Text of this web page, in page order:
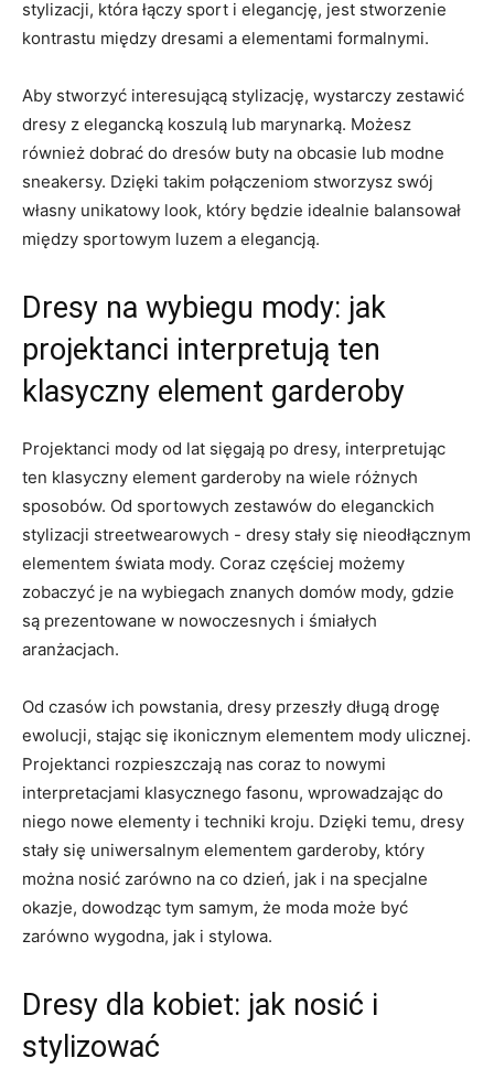
stylizacji, która⁢ łączy sport⁣ i ‍elegancję, jest ⁤stworzenie
kontrastu między dresami a elementami‌ formalnymi.
Aby stworzyć ​interesującą stylizację, wystarczy zestawić
dresy z elegancką koszulą lub marynarką. Możesz​
również dobrać ‍do dresów buty na obcasie lub modne
sneakersy. Dzięki takim połączeniom stworzysz⁢ swój
własny ⁤unikatowy look, który będzie idealnie balansował
między sportowym⁣ luzem ​a ⁣elegancją.
Dresy na wybiegu ⁢mody: jak
projektanci interpretują ten
klasyczny element ‌garderoby
Projektanci mody od lat⁢ sięgają⁣ po dresy, interpretując‍
ten klasyczny‍ element garderoby na wiele różnych
sposobów. Od sportowych zestawów do eleganckich
stylizacji streetwearowych -⁢ dresy ‍stały​ się nieodłącznym
elementem​ świata mody. Coraz ​częściej możemy
zobaczyć je na wybiegach ⁣znanych domów ‌mody, gdzie‍
są prezentowane w ​nowoczesnych i ‍śmiałych
aranżacjach.
Od czasów ​ich powstania,⁢ dresy‍ przeszły długą drogę
ewolucji, stając się ikonicznym elementem mody ulicznej.
Projektanci⁤ rozpieszczają nas coraz‌ to nowymi
interpretacjami klasycznego fasonu, wprowadzając do
niego nowe elementy i techniki kroju. Dzięki ⁤temu, dresy
stały się uniwersalnym elementem‌ garderoby, który
można nosić zarówno na co dzień, ‌jak i na ​specjalne‌
okazje, dowodząc tym samym, że moda może być
zarówno wygodna,⁢ jak i stylowa.
Dresy‌ dla kobiet: jak nosić i
stylizować